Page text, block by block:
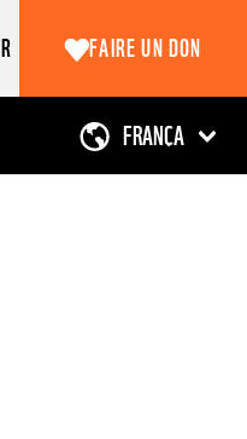
FAIRE UN DON